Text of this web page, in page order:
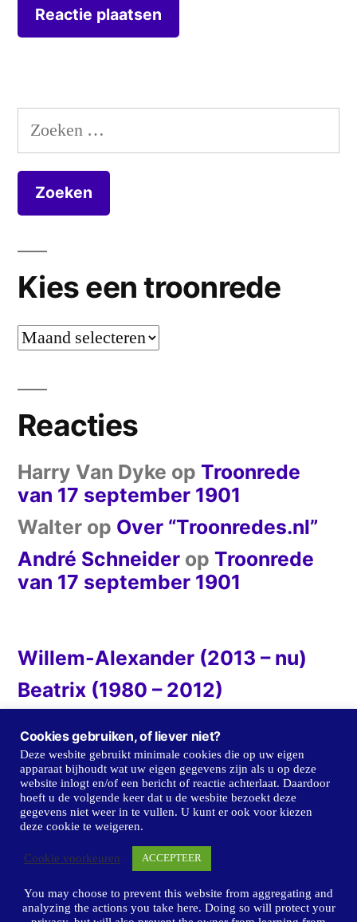
Zoeken
naar:
Kies een troonrede
Kies
Reacties
Harry Van Dyke op Troonrede
van 17 september 1901
Walter op Over “Troonredes.nl”
André Schneider op Troonrede
van 17 september 1901
Willem-Alexander (2013 – nu)
Beatrix (1980 – 2012)
Wilhelmina (1898 – 1947)
Emma (1890 – 1898)
Willem III (1849 – 1889)
Willem II (1840 – 1849)
Cookies gebruiken, of liever niet?
Deze wesbite gebruikt minimale cookies die op uw eigen
apparaat bijhoudt wat uw eigen gegevens zijn als u op deze
website inlogt en/of een bericht of reactie achterlaat. Daardoor
hoeft u de volgende keer dat u de wesbite bezoekt deze
gegevens niet weer in te vullen. U kunt er ook voor kiezen
deze cookie te weigeren.
Cookie voorkeuren ACCEPTEER
You may choose to prevent this website from aggregating and
analyzing the actions you take here. Doing so will protect your